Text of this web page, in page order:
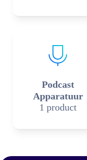
Podcast
Apparatuur
1 product